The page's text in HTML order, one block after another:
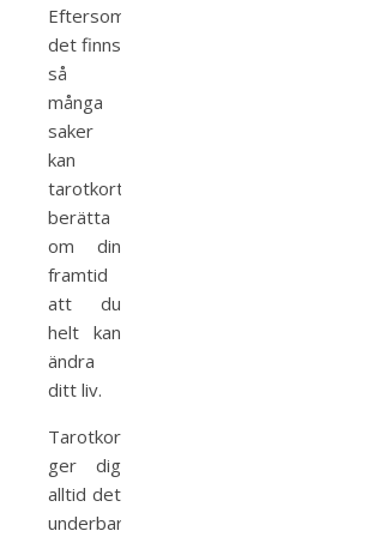
Eftersom
det finns
så
många
saker
kan
tarotkort
berätta
om din
framtid
att du
helt kan
ändra
ditt liv.
Tarotkort
ger dig
alltid det
underbara